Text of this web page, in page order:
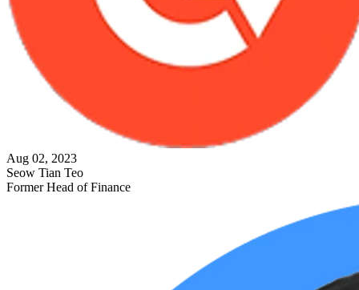
Aug 02, 2023
Seow Tian Teo
Former Head of Finance